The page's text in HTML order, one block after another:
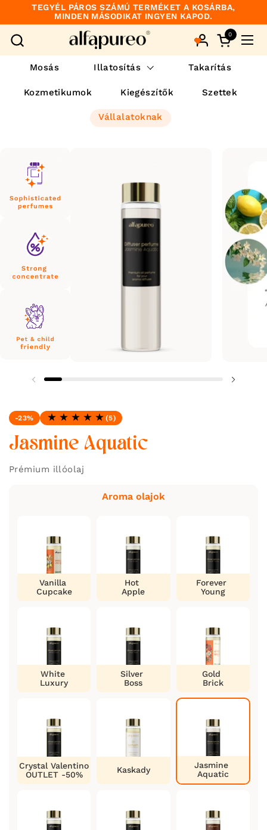
Ugrás a tartalomhoz
TEGYÉL PÁROS SZÁMÚ TERMÉKET A KOSÁRBA,
MINDEN MÁSODIKAT INGYEN KAPOD.
Kosár
0
Mosás Illatosítás Takarítás
Kozmetikumok Kiegészítők Szettek
Vállalatoknak
-23%
Minősítés: 5.0 / 5
(5)
Jasmine Aquatic
Prémium illóolaj
Aroma olajok
Vanilla
Cupcake
Hot
Apple
Forever
Young
White
Luxury
Silver
Boss
Gold
Brick
Crystal Valentino
OUTLET -50%
Kaskady
Jasmine
Aquatic